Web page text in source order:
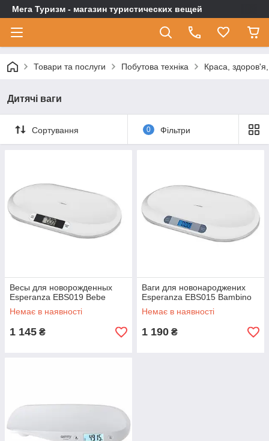
Мега Туризм - магазин туристических вещей
Товари та послуги Побутова техніка Краса,
Дитячі ваги
Сортування 0 Фільтри
Весы для новорожденных
Esperanza EBS019 Bebe
Немає в наявності
1 145 ₴
Ваги для новонароджених
Esperanza EBS015 Bambino
Немає в наявності
1 190 ₴